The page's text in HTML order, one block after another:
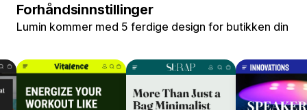
Forhåndsinnstillinger
Lumin kommer med 5 ferdige design for butikken din